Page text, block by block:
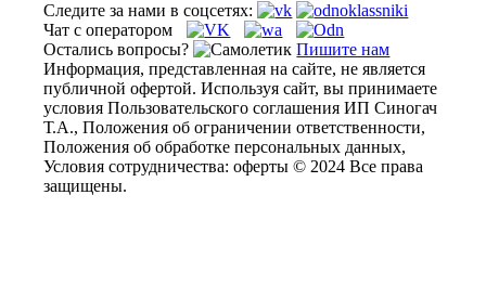
Следите за нами в соцсетях:
Чат с оператором
Остались вопросы?
Пишите нам
Информация, представленная на сайте, не является
публичной офертой. Используя сайт, вы принимаете
условия Пользовательского соглашения ИП Синогач
Т.А., Положения об ограничении ответственности,
Положения об обработке персональных данных,
Условия сотрудничества: оферты © 2024 Все права
защищены.